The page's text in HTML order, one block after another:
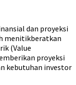
dan proyeksi
menitikberatkan
(Value
proyeksi
kebutuhan investor